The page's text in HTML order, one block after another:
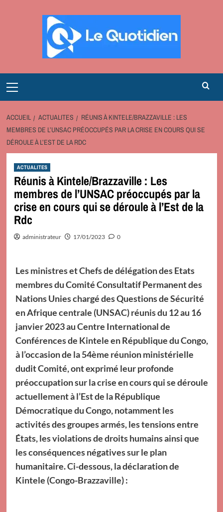
Menu
ACCUEIL ACTUALITES
RÉUNIS À KINTELE/BRAZZAVILLE : LES
MEMBRES DE L’UNSAC PRÉOCCUPÉS PAR LA CRISE EN COURS QUI SE
DÉROULE À L’EST DE LA RDC
ACTUALITES
Réunis à Kintele/Brazzaville : Les
membres de l’UNSAC préoccupés par la
crise en cours qui se déroule à l’Est de la
Rdc
administrateur 17/01/2023 0
Les ministres et Chefs de délégation des Etats
membres du Comité Consultatif Permanent des
Nations Unies chargé des Questions de Sécurité
en Afrique centrale (UNSAC) réunis du 12 au 16
janvier 2023 au Centre International de
Conférences de Kintele en République du Congo,
à l’occasion de la 54ème réunion ministérielle
dudit Comité, ont exprimé leur profonde
préoccupation sur la crise en cours qui se déroule
actuellement à l’Est de la République
Démocratique du Congo, notamment les
activités des groupes armés, les tensions entre
États, les violations de droits humains ainsi que
les conséquences négatives sur le plan
humanitaire. Ci-dessous, la déclaration de
Kintele (Congo-Brazzaville) :